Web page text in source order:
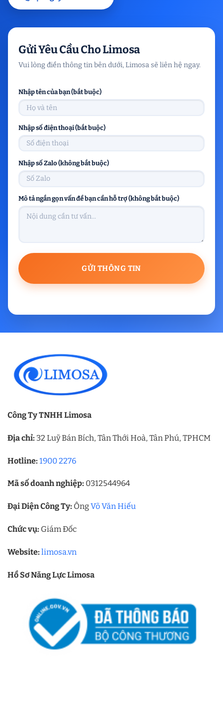
Gửi Yêu Cầu Cho Limosa
Vui lòng điền thông tin bên dưới, Limosa sẽ liên hệ ngay.
Nhập tên của bạn (bắt buộc)
Nhập số điện thoại (bắt buộc)
Nhập số Zalo (không bắt buộc)
Mô tả ngắn gọn vấn đề bạn cần hỗ trợ (không bắt buộc)
Công Ty TNHH Limosa
Địa chỉ: 32 Luỹ Bán Bích, Tân Thới Hoà, Tân Phú, TPHCM
Hotline: 1900 2276
Mã số doanh nghiệp: 0312544964
Đại Diện Công Ty: ÔngVõ Văn Hiếu
Chức vụ: Giám Đốc
Website: limosa.vn
Hồ Sơ Năng Lực Limosa